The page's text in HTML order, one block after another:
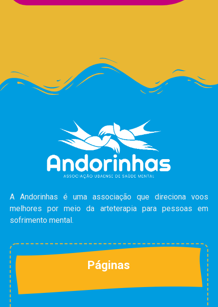
A Andorinhas é uma associação que direciona voos
melhores por meio da arteterapia para pessoas em
sofrimento mental.
Páginas